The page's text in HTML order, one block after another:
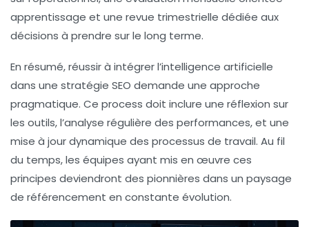
apprentissage et une revue trimestrielle dédiée aux
décisions à prendre sur le long terme.
En résumé, réussir à intégrer l’intelligence artificielle
dans une stratégie SEO demande une approche
pragmatique. Ce process doit inclure une réflexion sur
les outils, l’analyse régulière des performances, et une
mise à jour dynamique des processus de travail. Au fil
du temps, les équipes ayant mis en œuvre ces
principes deviendront des pionnières dans un paysage
de référencement en constante évolution.